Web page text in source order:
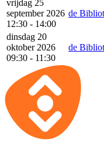
vrijdag 25
september 2026
12:30 - 14:00
de
dinsdag 20
oktober 2026
09:30 - 11:30
de